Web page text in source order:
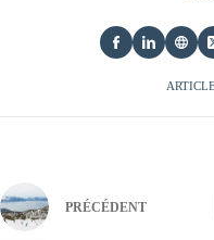
PRÉCÉDENT